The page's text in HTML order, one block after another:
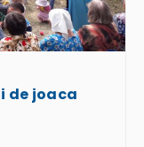
de joaca